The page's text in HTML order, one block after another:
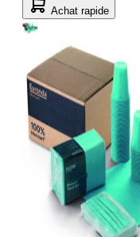
Achat rapide